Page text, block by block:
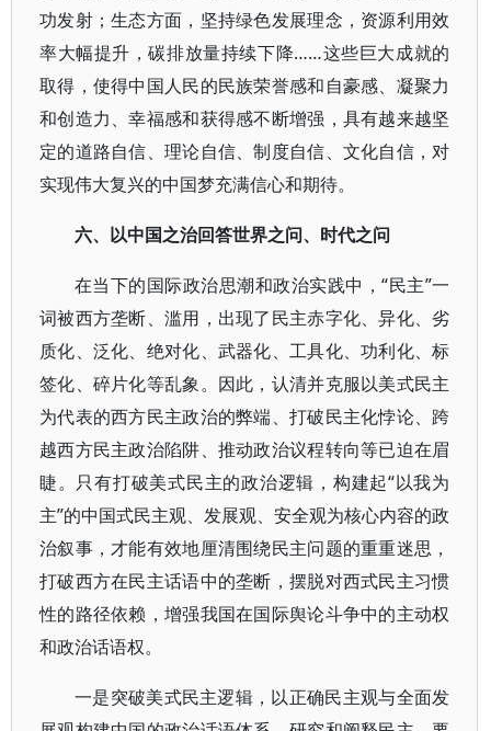
功发射；生态方面，坚持绿色发展理念，资源利用效
率大幅提升，碳排放量持续下降……这些巨大成就的
取得，使得中国人民的民族荣誉感和自豪感、凝聚力
和创造力、幸福感和获得感不断增强，具有越来越坚
定的道路自信、理论自信、制度自信、文化自信，对
实现伟大复兴的中国梦充满信心和期待。
六、以中国之治回答世界之问、时代之问
在当下的国际政治思潮和政治实践中，“民主”一
词被西方垄断、滥用，出现了民主赤字化、异化、劣
质化、泛化、绝对化、武器化、工具化、功利化、标
签化、碎片化等乱象。因此，认清并克服以美式民主
为代表的西方民主政治的弊端、打破民主化悖论、跨
越西方民主政治陷阱、推动政治议程转向等已迫在眉
睫。只有打破美式民主的政治逻辑，构建起“以我为
主”的中国式民主观、发展观、安全观为核心内容的政
治叙事，才能有效地厘清围绕民主问题的重重迷思，
打破西方在民主话语中的垄断，摆脱对西式民主习惯
性的路径依赖，增强我国在国际舆论斗争中的主动权
和政治话语权。
一是突破美式民主逻辑，以正确民主观与全面发